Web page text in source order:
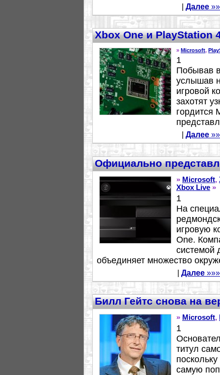
Далее
Xbox One и PlayStation
» Microsoft,
1
Побывав
услышав
игровой
захотят
гордится
Далее
Официально
» Microsoft,
Xbox Live »
1
На
игровую
One.
системой
объединяет множество
Далее »»»
Билл Гейтс снова на
» Microsoft,
1
титул
самую